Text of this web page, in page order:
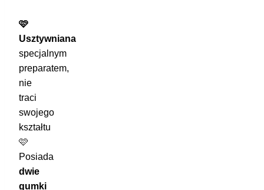
🩷
Usztywniana
specjalnym
preparatem,
nie
traci
swojego
kształtu
🩷
Posiada
dwie
gumki